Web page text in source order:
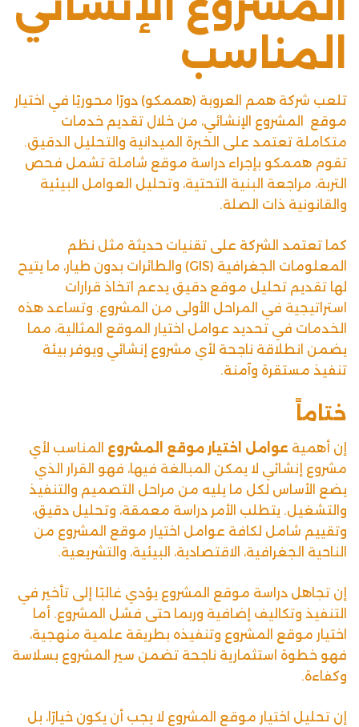
المناسب
تلعب شركة همم العروبة (هممكو) دورًا محوريًا في اختيار
موقع المشروع الإنشائي، من خلال تقديم خدمات
متكاملة تعتمد على الخبرة الميدانية والتحليل الدقيق.
تقوم هممكو بإجراء دراسة موقع شاملة تشمل فحص
التربة، مراجعة البنية التحتية، وتحليل العوامل البيئية
والقانونية ذات الصلة.
كما تعتمد الشركة على تقنيات حديثة مثل نظم
المعلومات الجغرافية (GIS) والطائرات بدون طيار، ما يتيح
لها تقديم تحليل موقع دقيق يدعم اتخاذ قرارات
استراتيجية في المراحل الأولى من المشروع. وتساعد هذه
الخدمات في تحديد عوامل اختيار الموقع المثالية، مما
يضمن انطلاقة ناجحة لأي مشروع إنشائي ويوفر بيئة
تنفيذ مستقرة وآمنة.
ختاماً
إن أهمية عوامل اختيار موقع المشروع المناسب لأي
مشروع إنشائي لا يمكن المبالغة فيها، فهو القرار الذي
يضع الأساس لكل ما يليه من مراحل التصميم والتنفيذ
والتشغيل. يتطلب الأمر دراسة معمقة، وتحليل دقيق،
وتقييم شامل لكافة عوامل اختيار موقع المشروع من
الناحية الجغرافية، الاقتصادية، البيئية، والتشريعية.
إن تجاهل دراسة موقع المشروع يؤدي غالبًا إلى تأخير في
التنفيذ وتكاليف إضافية وربما حتى فشل المشروع. أما
اختيار موقع المشروع وتنفيذه بطريقة علمية منهجية،
فهو خطوة استثمارية ناجحة تضمن سير المشروع بسلاسة
وكفاءة.
إن تحليل اختيار موقع المشروع لا يجب أن يكون خيارًا، بل